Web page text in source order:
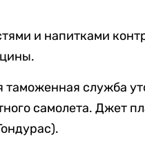
и напитками
таможенная служба
самолета. Джет